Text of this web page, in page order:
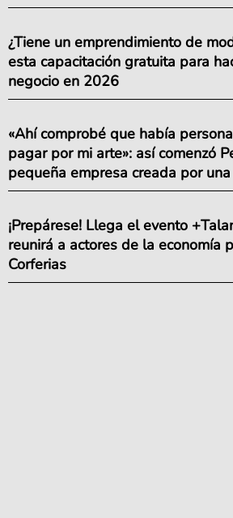
¿Tiene un emprendimiento de
esta capacitación gratuita para
negocio en 2026
«Ahí comprobé que había
pagar por mi arte»: así comenzó
pequeña empresa creada por
¡Prepárese! Llega el evento
reunirá a actores de la economía
Corferias